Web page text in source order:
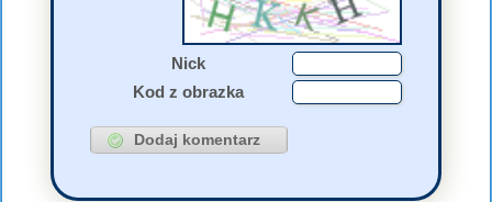
Nick
Kod z obrazka